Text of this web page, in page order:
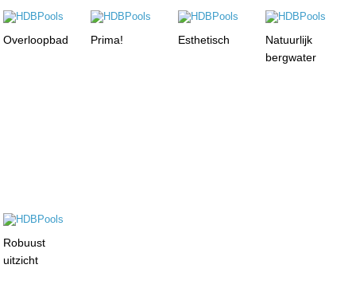
Overloopbad Prima! Esthetisch
Natuurlijk
bergwater
Robuust
uitzicht